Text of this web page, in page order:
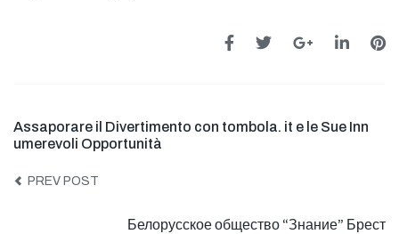
Assaporare il Divertimento con tombola. it e le Sue Inn
umerevoli Opportunità
PREV POST
Белорусское общество “Знание” Брест